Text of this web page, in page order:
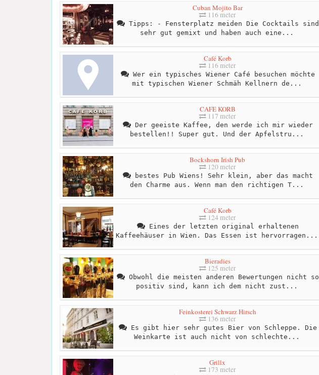
Cuban Mojito Bar
116 meter
Tipps: - Fensterplatz meiden Die Cocktails sind
sehr gut gemixt und haben auch eine...
Café Korb
116 meter
Wer ein typisches Wiener Café besuchen möchte
mit typischen Wiener Schmäh Kellnern de...
CAFE KORB
117 meter
Der geeiste Kaffee, den werde ich mir wieder
bestellen!! Super gut. Und der Apfelstru...
Bockshorn Irish Pub
120 meter
bestes Pub Wiens! Sehr klein, aber das macht
den Charme aus. Wenn man den richtigen T...
Café Korb
124 meter
Eines der letzten original erhaltenen
Kaffeehäuser in Wien. Das Essen ist hervorragen...
Bieradies
125 meter
Obwohl die meisten anderen Bewertungen nicht so
positiv sind, kann ich dem nicht zust...
Feinkosterei Schwarz Hirsch
136 meter
Es gibt hier sehr gutes Bier von Schleppe. Die
Weinkarte ist auch nicht von schlechte...
Grillx
173 meter